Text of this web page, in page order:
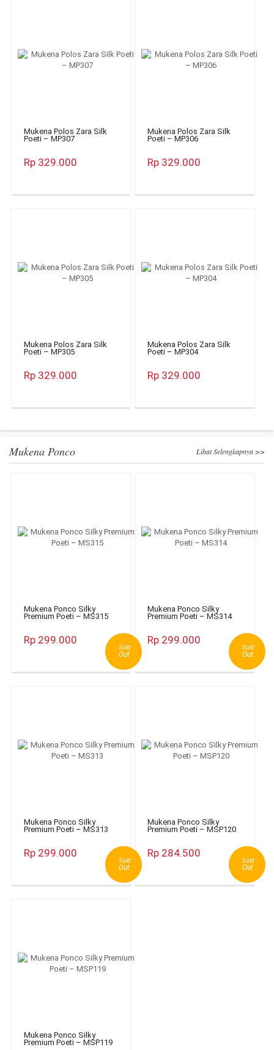
Mukena Polos Zara Silk
Poeti – MP307
Rp 329.000
Mukena Polos Zara Silk
Poeti – MP306
Rp 329.000
Mukena Polos Zara Silk
Poeti – MP305
Rp 329.000
Mukena Polos Zara Silk
Poeti – MP304
Rp 329.000
Mukena Ponco Lihat Selengkapnya >>
Mukena Ponco Silky
Premium Poeti – MS315
Sold
Out
Rp 299.000
Mukena Ponco Silky
Premium Poeti – MS314
Sold
Out
Rp 299.000
Mukena Ponco Silky
Premium Poeti – MS313
Sold
Out
Rp 299.000
Mukena Ponco Silky
Premium Poeti – MSP120
Sold
Out
Rp 284.500
Mukena Ponco Silky
Premium Poeti – MSP119